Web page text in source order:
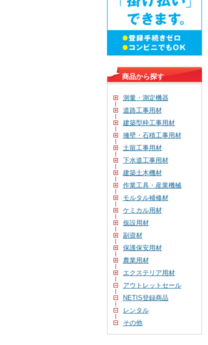
商品から探す
測量・測定機器
道路工事用材
建築型枠工事用材
擁壁・石積工事用材
土留工事用材
下水道工事用材
建築土木機材
作業工具・産業機械
モルタル補修材
ケミカル用材
仮設用材
副資材
保護保安用材
農業用材
エクステリア用材
アウトレットセール
NETIS登録商品
レンタル
その他